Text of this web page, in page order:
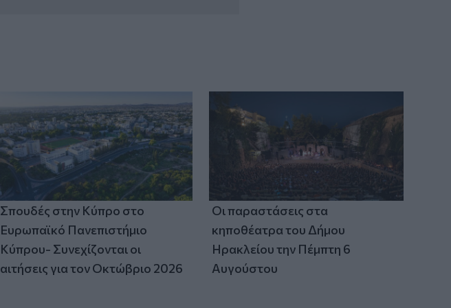
Σπουδές στην Κύπρο στο
Ευρωπαϊκό Πανεπιστήμιο
Κύπρου- Συνεχίζονται οι
αιτήσεις για τον Οκτώβριο 2026
Οι παραστάσεις στα
κηποθέατρα του Δήμου
Ηρακλείου την Πέμπτη 6
Αυγούστου